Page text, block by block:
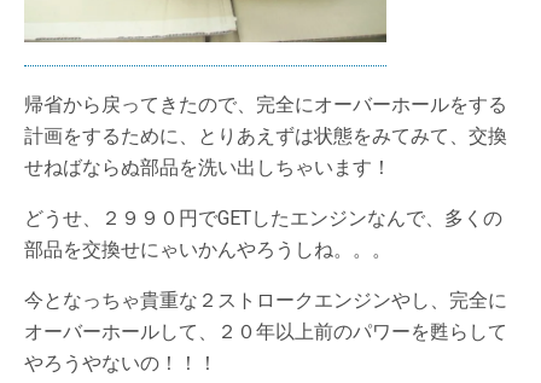
帰省から戻ってきたので、完全にオーバーホールをする
計画をするために、とりあえずは状態をみてみて、交換
せねばならぬ部品を洗い出しちゃいます！
どうせ、２９９０円でGETしたエンジンなんで、多くの
部品を交換せにゃいかんやろうしね。。。
今となっちゃ貴重な２ストロークエンジンやし、完全に
オーバーホールして、２０年以上前のパワーを甦らして
やろうやないの！！！